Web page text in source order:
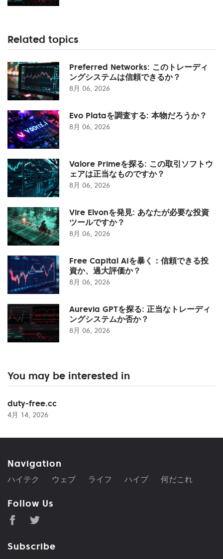
Related topics
Preferred Networks: このトレーディ
ングシステムは信頼できるか？
8月 06, 2026
Evo Plataを調査する: 本物だろうか？
8月 06, 2026
Valore Primeを探る: この取引ソフトウ
ェアは正当なものですか？
8月 06, 2026
Vire Elvonを発見: あなたが必要な投資
ツールですか？
8月 06, 2026
Free Capital AIを暴く：信頼できる投
資か、過大評価か？
8月 06, 2026
Aurevia GPTを探る: 正当なトレーディ
ングシステムか否か？
8月 06, 2026
You may be interested in
duty-free.cc
4月 14, 2026
Navigation
ハイテク ウェブ ライフ ハイプ 何だこれ
Follow Us
Subscribe